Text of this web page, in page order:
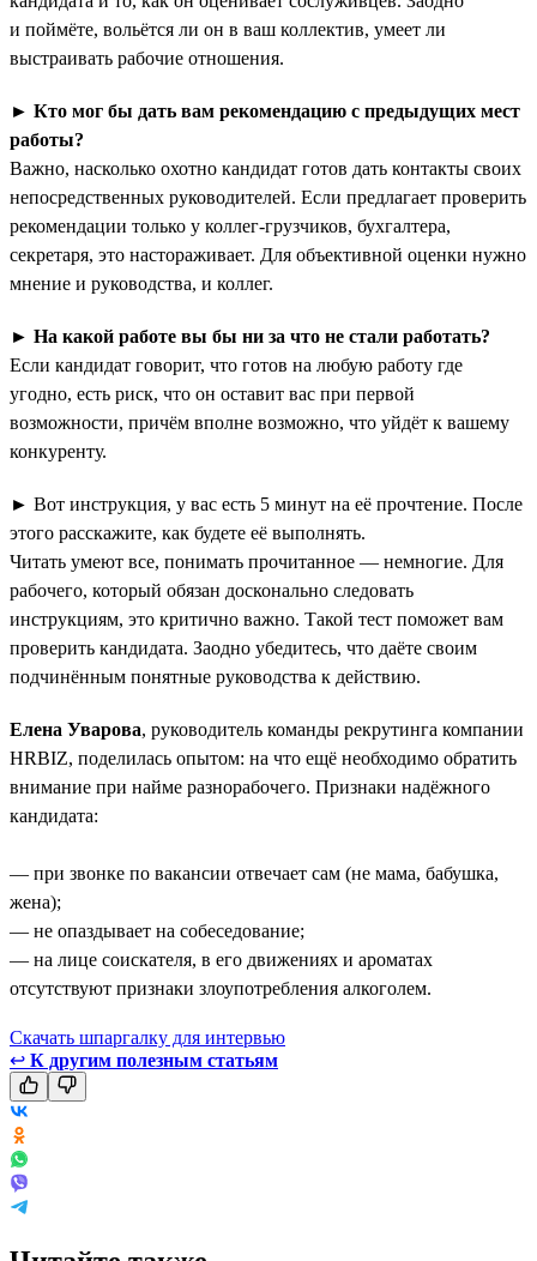
и поймёте, вольётся ли он в ваш коллектив, умеет ли
выстраивать рабочие отношения.
► Кто мог бы дать вам рекомендацию с предыдущих мест
работы?
Важно, насколько охотно кандидат готов дать контакты своих
непосредственных руководителей. Если предлагает проверить
рекомендации только у коллег-грузчиков, бухгалтера,
секретаря, это настораживает. Для объективной оценки нужно
мнение и руководства, и коллег.
► На какой работе вы бы ни за что не стали работать?
Если кандидат говорит, что готов на любую работу где
угодно, есть риск, что он оставит вас при первой
возможности, причём вполне возможно, что уйдёт к вашему
конкуренту.
► Вот инструкция, у вас есть 5 минут на её прочтение. После
этого расскажите, как будете её выполнять.
Читать умеют все, понимать прочитанное — немногие. Для
рабочего, который обязан досконально следовать
инструкциям, это критично важно. Такой тест поможет вам
проверить кандидата. Заодно убедитесь, что даёте своим
подчинённым понятные руководства к действию.
Елена Уварова, руководитель команды рекрутинга компании
HRBIZ, поделилась опытом: на что ещё необходимо обратить
внимание при найме разнорабочего. Признаки надёжного
кандидата:
— при звонке по вакансии отвечает сам (не мама, бабушка,
жена);
— не опаздывает на собеседование;
— на лице соискателя, в его движениях и ароматах
отсутствуют признаки злоупотребления алкоголем.
Скачать шпаргалку для интервью
↩ К другим полезным статьям